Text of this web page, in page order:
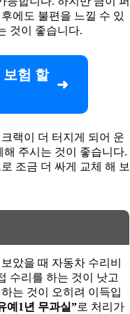
에도 불편을 느낄 수 있
것이 좋습니다.
험 할
랙이 더 터지게 되어 운
주시는 것이 좋습니다.
조금 더 싸게 교체 해 보
았을 때 자동차 수리비
수리를 하는 것이 낫고
는 것이 오히려 이득입
예1년 무과실”로 처리가